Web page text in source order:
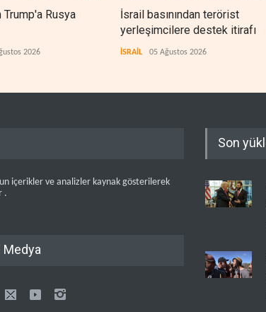
Trump'a Rusya
2026
İsrail basınından terörist
yerleşimcilere destek itirafı
İSRAİL 05 Ağustos 2026
içerikler ve analizler kaynak gösterilerek
.
Medya
Son